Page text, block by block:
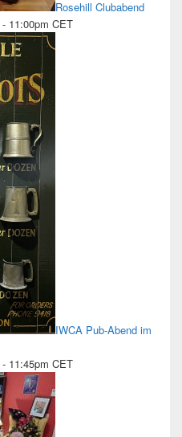
Rosehill Clubabend
- 11:00pm CET
IWCA Pub-Abend im
- 11:45pm CET